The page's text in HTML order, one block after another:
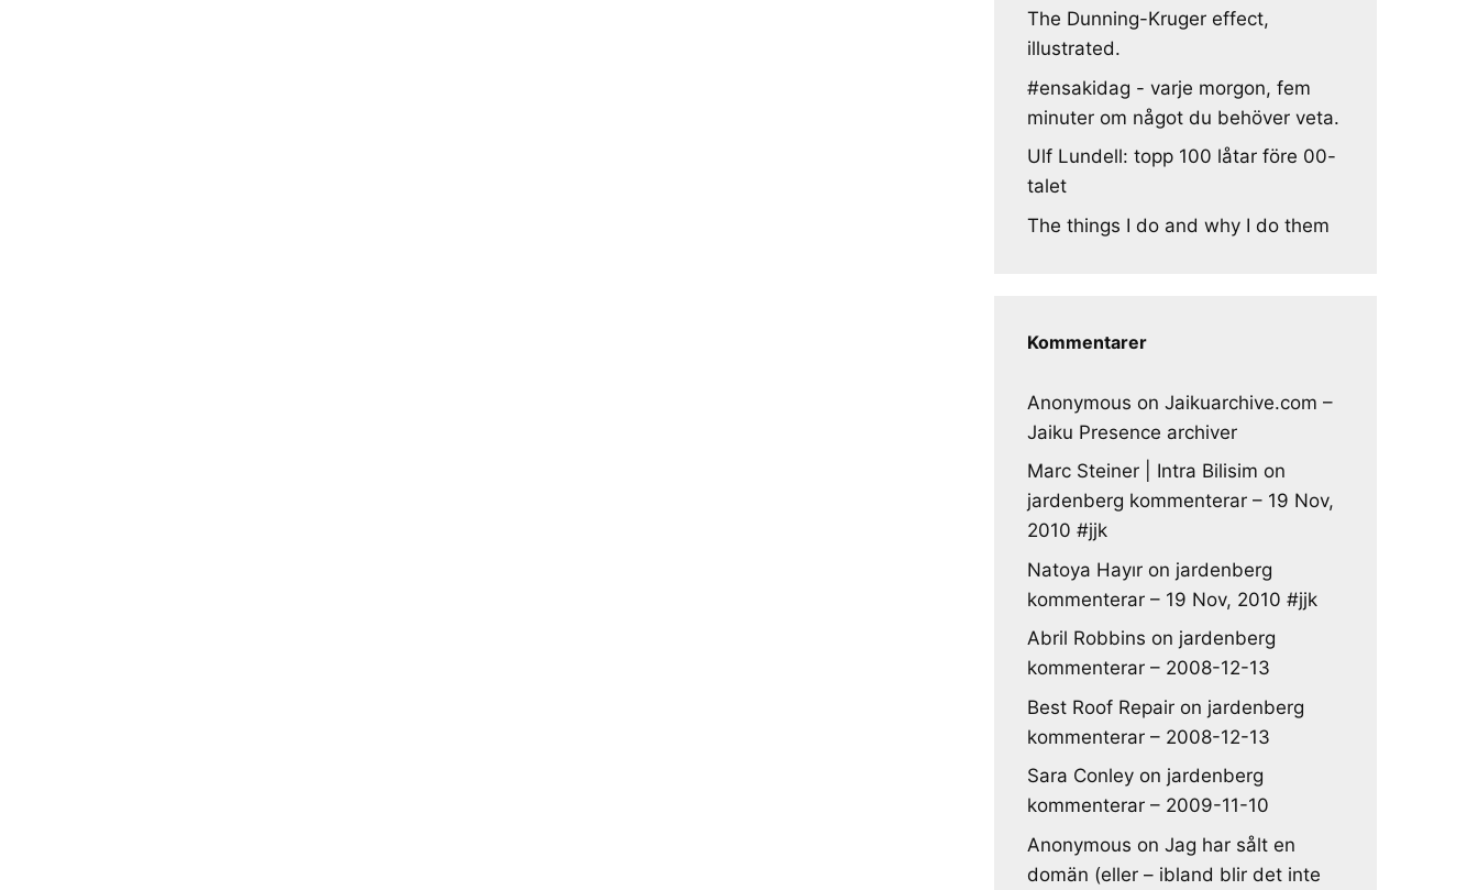
The Dunning-Kruger effect,
illustrated.
#ensakidag - varje morgon, fem
minuter om något du behöver veta.
Ulf Lundell: topp 100 låtar före 00-
talet
The things I do and why I do them
Kommentarer
Anonymous on Jaikuarchive.com –
Jaiku Presence archiver
Marc Steiner | Intra Bilisim on
jardenberg kommenterar – 19 Nov,
2010 #jjk
Natoya Hayır on jardenberg
kommenterar – 19 Nov, 2010 #jjk
Abril Robbins on jardenberg
kommenterar – 2008-12-13
Best Roof Repair on jardenberg
kommenterar – 2008-12-13
Sara Conley on jardenberg
kommenterar – 2009-11-10
Anonymous on Jag har sålt en
domän (eller – ibland blir det inte